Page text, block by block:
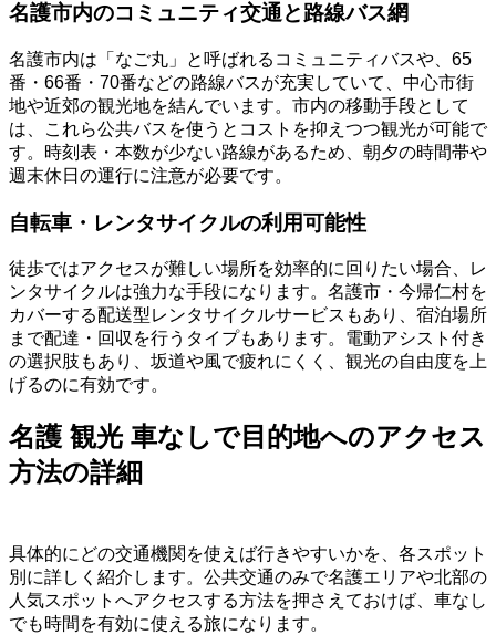
名護市内のコミュニティ交通と路線バス網
名護市内は「なご丸」と呼ばれるコミュニティバスや、65
番・66番・70番などの路線バスが充実していて、中心市街
地や近郊の観光地を結んでいます。市内の移動手段として
は、これら公共バスを使うとコストを抑えつつ観光が可能で
す。時刻表・本数が少ない路線があるため、朝夕の時間帯や
週末休日の運行に注意が必要です。
自転車・レンタサイクルの利用可能性
徒歩ではアクセスが難しい場所を効率的に回りたい場合、レ
ンタサイクルは強力な手段になります。名護市・今帰仁村を
カバーする配送型レンタサイクルサービスもあり、宿泊場所
まで配達・回収を行うタイプもあります。電動アシスト付き
の選択肢もあり、坂道や風で疲れにくく、観光の自由度を上
げるのに有効です。
名護 観光 車なしで目的地へのアクセス
方法の詳細
具体的にどの交通機関を使えば行きやすいかを、各スポット
別に詳しく紹介します。公共交通のみで名護エリアや北部の
人気スポットへアクセスする方法を押さえておけば、車なし
でも時間を有効に使える旅になります。